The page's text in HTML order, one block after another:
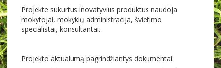
Projekte sukurtus inovatyvius produktus naudoja
mokytojai, mokyklų administracija, švietimo
specialistai, konsultantai.
Projekto aktualumą pagrindžiantys dokumentai: